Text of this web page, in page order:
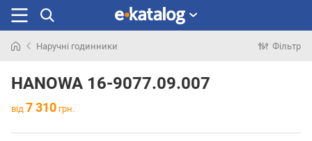
раніше
Наручні годинники Фільтр
HANOWA 16-9077.09.007
від 7 310 грн.